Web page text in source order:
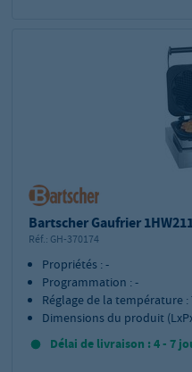
Bartscher Gaufrier
Réf.: GH-370174
Propriétés : -
Programmation : -
Réglage de la température
Dimensions du produit
Délai de livraison : 4 - 7